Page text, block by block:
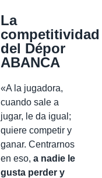
La
competitividad
del Dépor
ABANCA
«A la jugadora,
cuando sale a
jugar, le da igual;
quiere competir y
ganar. Centrarnos
en eso, a nadie le
gusta perder y